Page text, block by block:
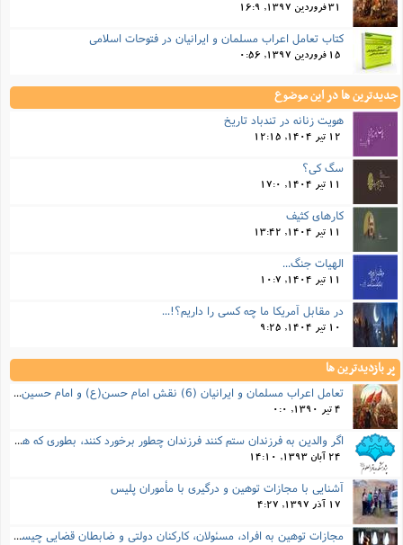
31 فروردین 1397, 16:9
کتاب تعامل اعراب مسلمان و ایرانیان در فتوحات اسلامی
15 فروردین 1397, 0:56
جدیدترین ها در این موضوع
هویت زنانه در تندباد تاریخ
12 تیر 1404, 12:15
سگ کی؟
11 تیر 1404, 17:0
کارهای کثیف
11 تیر 1404, 13:42
الهیات جنگ...
11 تیر 1404, 10:7
در مقابل آمریکا ما چه کسی را داریم؟!...
10 تیر 1404, 9:25
پر بازدیدترین ها
تعامل اعراب مسلمان و ایرانیان (6) نقش امام حسن(ع) و امام حسین(ع) در فتح ایران
4 تیر 1390, 0:0
اگر والدین به فرزندان ستم کنند فرزندان چطور برخورد کنند، بطوری که هم موجب ناراحتی آنها نشود و هم بتوانند آنها را امر به معروف و نهی از منکر کنند، و اگر نصیحت تأثیر نداشت چطور باید با آنها برخورد کرد؟
24 آبان 1393, 14:10
آشنایی با مجازات توهین و درگیری با مأموران پلیس
17 آذر 1397, 4:27
مجازات‌ توهین به افراد، مسئولان، کارکنان دولتی و ضابطان قضایی چیست؟